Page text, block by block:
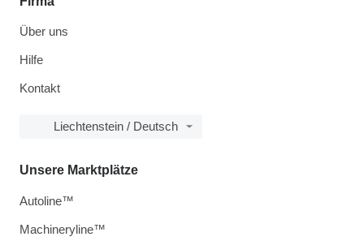
Über uns
Hilfe
Kontakt
Liechtenstein / Deutsch
Unsere Marktplätze
Autoline™
Machineryline™